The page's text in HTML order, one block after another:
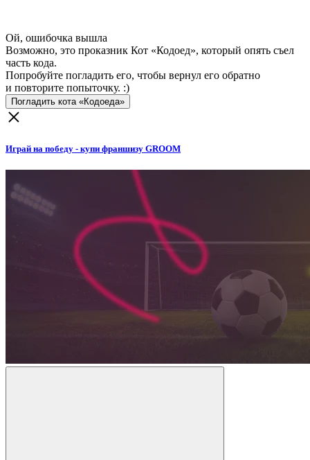
Ой, ошибочка вышла
Возможно, это проказник Кот «Кодоед», который опять съел
часть кода.
Попробуйте погладить его, чтобы вернул его обратно
и повторите попыточку. :)
Погладить кота «Кодоеда»
Играй на победу - купи франшизу GROOM